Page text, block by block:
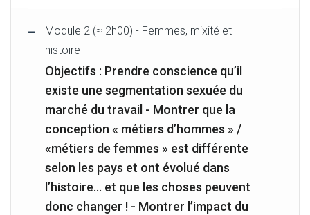
Module 2 (≈ 2h00) - Femmes, mixité et
histoire
Objectifs : Prendre conscience qu’il
existe une segmentation sexuée du
marché du travail - Montrer que la
conception « métiers d’hommes » /
«métiers de femmes » est différente
selon les pays et ont évolué dans
l’histoire… et que les choses peuvent
donc changer ! - Montrer l’impact du